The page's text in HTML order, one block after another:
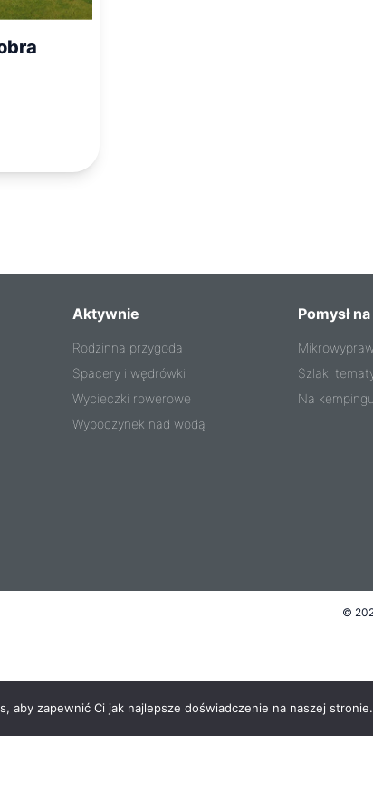
Aktywnie
Rodzinna przygoda
Spacery i wędrówki
Wycieczki rowerowe
Wypoczynek nad wodą
Pomysł
Szlaki
Na kempingu
©
aby zapewnić Ci jak najlepsze doświadczenie na naszej